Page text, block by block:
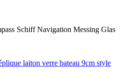
laiton verre bateau 9cm style